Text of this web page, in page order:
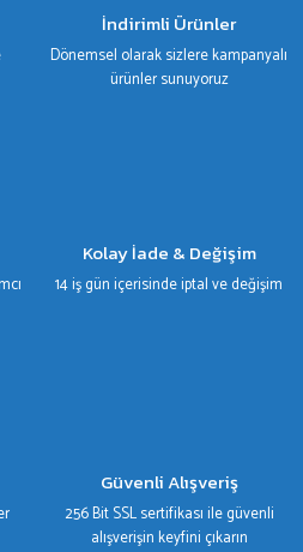
olmalı.
İndirimli Ürünler
Dönemsel olarak sizlere kampanyalı
ürünler sunuyoruz
Kolay İade & Değişim
14 iş gün içerisinde iptal ve değişim
Güvenli Alışveriş
256 Bit SSL sertifikası ile güvenli
alışverişin keyfini çıkarın